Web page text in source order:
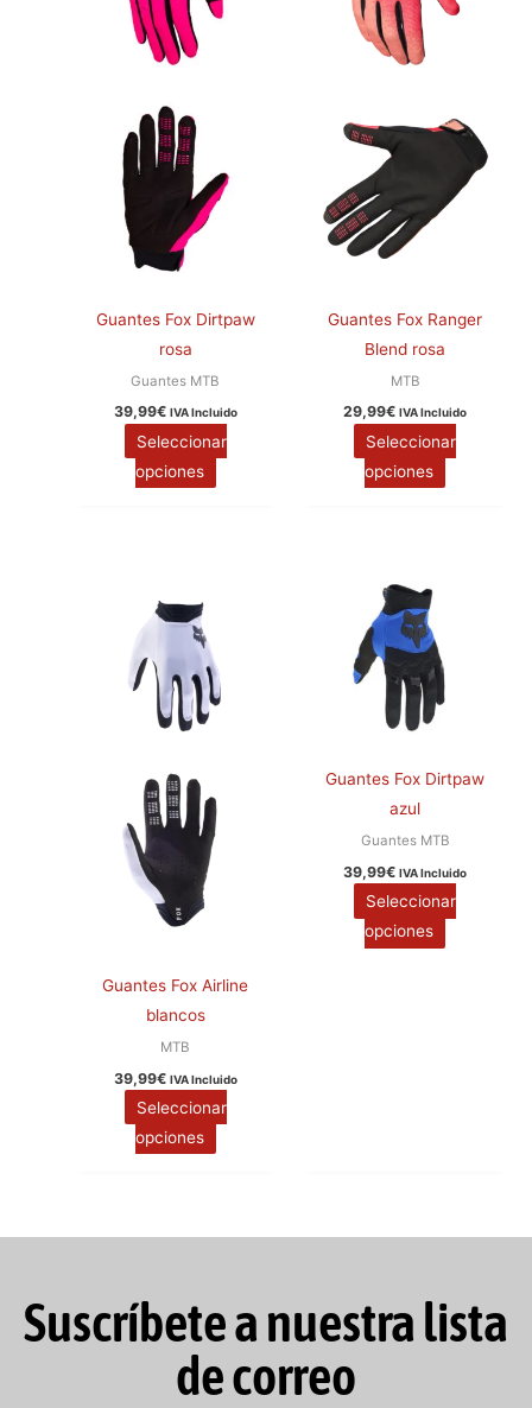
Guantes Fox Dirtpaw
rosa
Guantes MTB
39,99€ IVA Incluido
Seleccionar
opciones
variantes.
en
Guantes Fox Ranger
Blend rosa
MTB
29,99€ IVA Incluido
Seleccionar
opciones
variantes.
pueden
elegir
en
Guantes Fox Airline
blancos
MTB
39,99€ IVA Incluido
Seleccionar
opciones
variantes.
Las
pueden
elegir
producto
Guantes Fox Dirtpaw
azul
Guantes MTB
39,99€ IVA Incluido
Seleccionar
opciones
variantes.
Las
la
página
de
Suscríbete a nuestra lista
de correo